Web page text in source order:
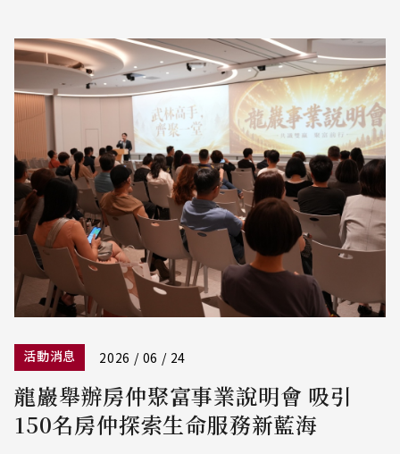
活動消息 2026 / 06 / 24
龍巖舉辦房仲聚富事業說明會 吸引
150名房仲探索生命服務新藍海